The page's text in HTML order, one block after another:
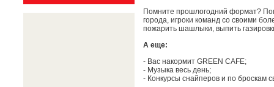
Помните прошлогодний формат?
города, игроки команд со своими
пожарить шашлыки, выпить
А еще:
- Вас накормит GREEN CAFE;
- Музыка весь день;
- Конкурсы снайперов и по броскам